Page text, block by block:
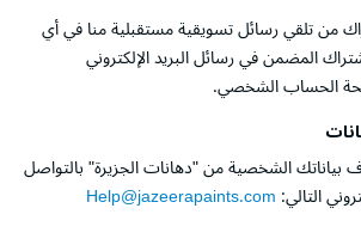
من تلقي رسائل تسويقية مستقبلية منا في أي
المضمن في رسائل البريد الإلكتروني
الحساب الشخصي.
الشخصية من "دهانات الجزيرة" بالتواصل
التالي: Help@jazeerapaints.com